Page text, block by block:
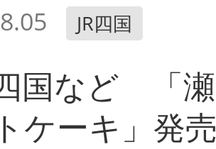
JR四国
国など 「
ケーキ」発